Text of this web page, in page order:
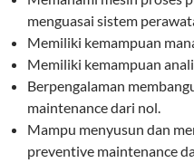
menguasai sistem
Memiliki kemampuan
Memiliki kemampuan
Berpengalaman
maintenance dari nol.
Mampu menyusun dan
preventive maintenance